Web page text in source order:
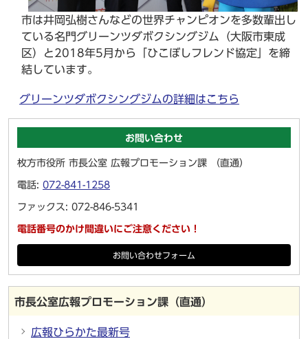
市は井岡弘樹さんなどの世界チャンピオンを多数輩出し
ている名門グリーンツダボクシングジム（大阪市東成
区）と2018年5月から「ひこぼしフレンド協定」を締
結しています。
グリーンツダボクシングジムの詳細はこちら
お問い合わせ
枚方市役所 市長公室 広報プロモーション課 （直通）
電話: 072-841-1258
ファックス: 072-846-5341
電話番号のかけ間違いにご注意ください！
お問い合わせフォーム
市長公室広報プロモーション課（直通）
広報ひらかた最新号